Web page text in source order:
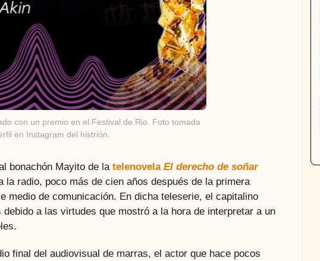
con un premio en el Festival de Rio. Foto tomada
en Instagram del histrión.
bonachón Mayito de la telenovela El derecho de soñar
la radio, poco más de cien años después de la primera
medio de comunicación. En dicha teleserie, el capitalino
a las virtudes que mostró a la hora de interpretar a un
final del audiovisual de marras, el actor que hace pocos